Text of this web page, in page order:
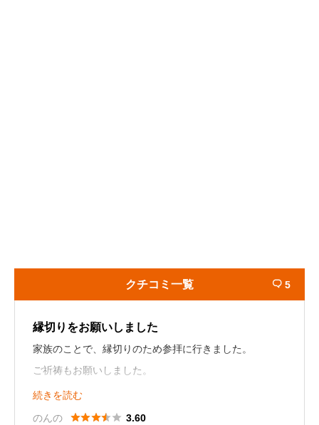
クチコミ一覧  5
縁切りをお願いしました
家族のことで、縁切りのため参拝に行きました。
ご祈祷もお願いしました。
ご祈祷前に、宮司さんがしっかりと内容を聞いてくださ
続きを読む
のんの
 3.60